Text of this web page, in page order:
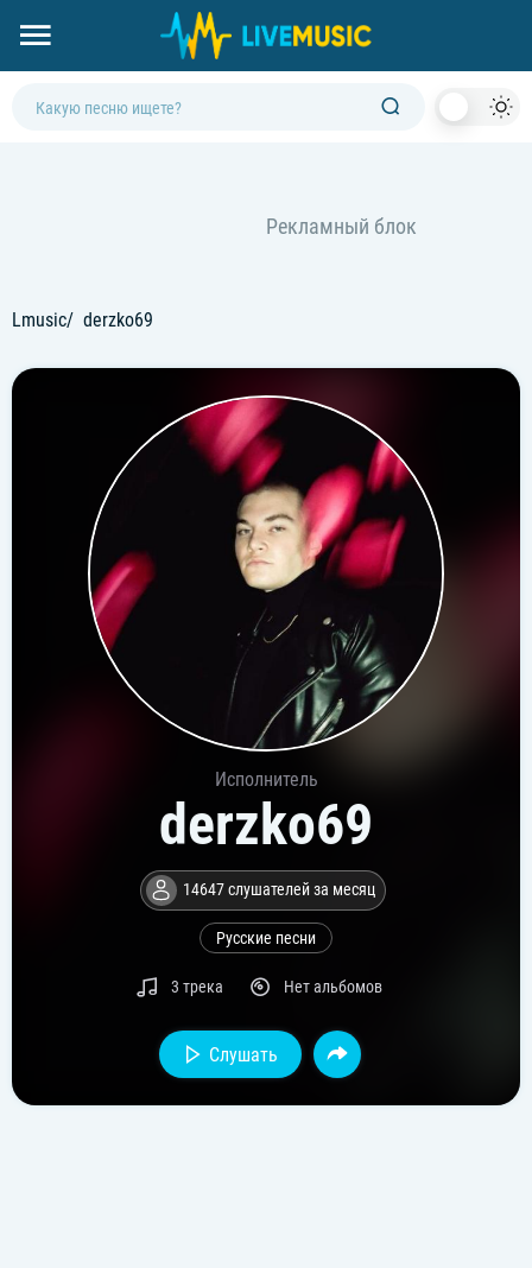
Lmusic derzko69
Исполнитель
derzko69
14647 слушателей за месяц
Русские песни
3 трека Нет альбомов
Слушать